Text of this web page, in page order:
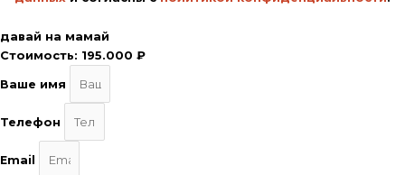
давай на мамай
Стоимость: 195.000 ₽
Ваше имя
Телефон
Email